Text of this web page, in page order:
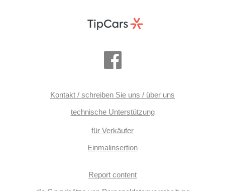
Kontakt / schreiben Sie uns / über uns
technische Unterstützung
für Verkäufer
Einmalinsertion
Report content